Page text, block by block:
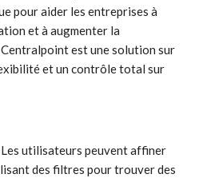
pour aider les entreprises à
et à augmenter la
est une solution sur
et un contrôle total sur
Les utilisateurs peuvent affiner
des filtres pour trouver des